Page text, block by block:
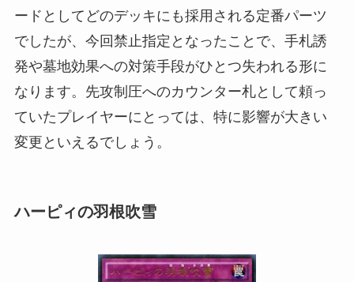
ードとしてどのデッキにも採用される定番パーツ
でしたが、今回禁止指定となったことで、手札誘
発や墓地効果への対策手段がひとつ失われる形に
なります。先攻制圧へのカウンター札として頼っ
ていたプレイヤーにとっては、特に影響が大きい
変更といえるでしょう。
ハーピィの羽根吹雪